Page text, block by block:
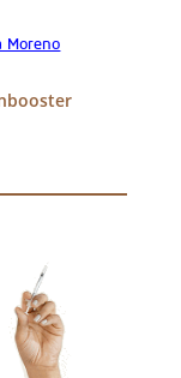
Moreno